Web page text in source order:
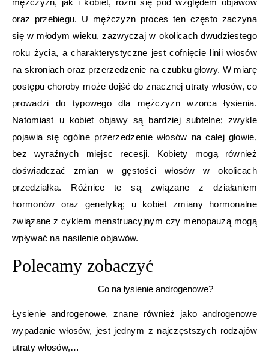
mężczyzn, jak i kobiet, różni się pod względem objawów
oraz przebiegu. U mężczyzn proces ten często zaczyna
się w młodym wieku, zazwyczaj w okolicach dwudziestego
roku życia, a charakterystyczne jest cofnięcie linii włosów
na skroniach oraz przerzedzenie na czubku głowy. W miarę
postępu choroby może dojść do znacznej utraty włosów, co
prowadzi do typowego dla mężczyzn wzorca łysienia.
Natomiast u kobiet objawy są bardziej subtelne; zwykle
pojawia się ogólne przerzedzenie włosów na całej głowie,
bez wyraźnych miejsc recesji. Kobiety mogą również
doświadczać zmian w gęstości włosów w okolicach
przedziałka. Różnice te są związane z działaniem
hormonów oraz genetyką; u kobiet zmiany hormonalne
związane z cyklem menstruacyjnym czy menopauzą mogą
wpływać na nasilenie objawów.
Polecamy zobaczyć
Co na łysienie androgenowe?
Łysienie androgenowe, znane również jako androgenowe
wypadanie włosów, jest jednym z najczęstszych rodzajów
utraty włosów,…